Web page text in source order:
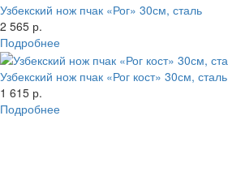
Узбекский нож пчак «Рог» 30см, сталь
2 565 р.
Подробнее
Узбекский нож пчак «Рог кост» 30см, сталь
1 615 р.
Подробнее